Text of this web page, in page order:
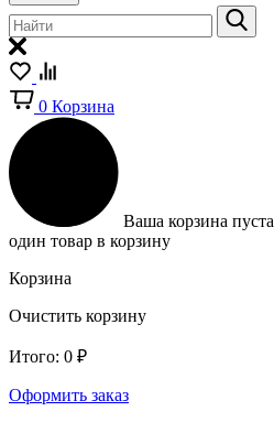
0 Корзина
Ваша корзина пуста
один товар в корзину
Корзина
Очистить корзину
Итого: 0 ₽
Оформить заказ